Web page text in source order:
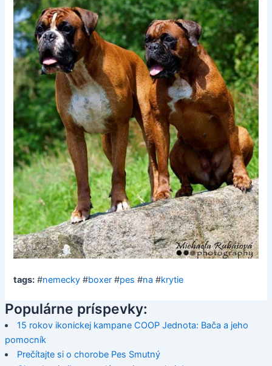
tags: #nemecky #boxer #pes #na #krytie
Populárne príspevky:
15 rokov ikonickej kampane COOP Jednota: Bača a jeho
pomocník
Prečítajte si o chorobe Pes Smutný